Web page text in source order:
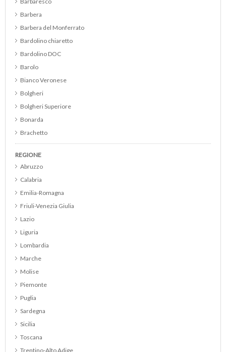
Barbera
Barbera del Monferrato
Bardolino chiaretto
Bardolino DOC
Barolo
Bianco Veronese
Bolgheri
Bolgheri Superiore
Bonarda
Brachetto
Brunello di Montalcino
Cabernet
Cabernet Sauvignon
Cerasuolo d Abruzzo DOC
Chianti Classico Riserva
REGIONE
Abruzzo
Calabria
Emilia-Romagna
Friuli-Venezia Giulia
Lazio
Liguria
Lombardia
Marche
Molise
Piemonte
Puglia
Sardegna
Sicilia
Toscana
Trentino-Alto Adige